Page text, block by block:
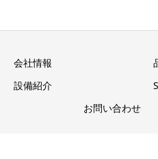
会社情報
設備紹介
お問い合わせ